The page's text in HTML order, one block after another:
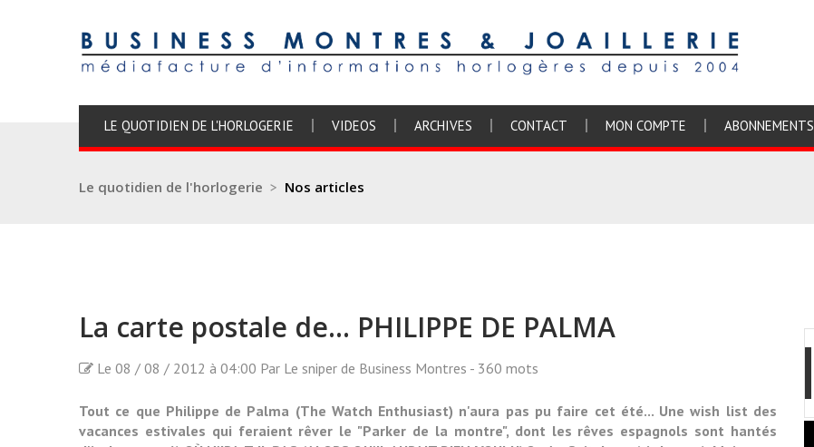
LE QUOTIDIEN DE L'HORLOGERIE VIDEOS ARCHIVES CONTACT MON COMPTE ABONNEMENTS
Le quotidien de l'horlogerie > Nos articles
La carte postale de... PHILIPPE DE PALMA
Le 08 / 08 / 2012 à 04:00 Par Le sniper de Business Montres - 360 mots
Tout ce que Philippe de Palma (The Watch Enthusiast) n'aura pas pu faire cet été... Une wish list des
vacances estivales qui feraient rêver le "Parker de la montre", dont les rêves espagnols sont hantés